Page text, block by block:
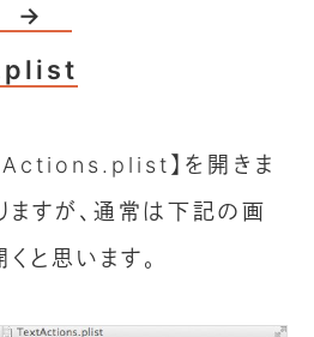
→
】を開きま
ますが、通常は下記の画
と思います。